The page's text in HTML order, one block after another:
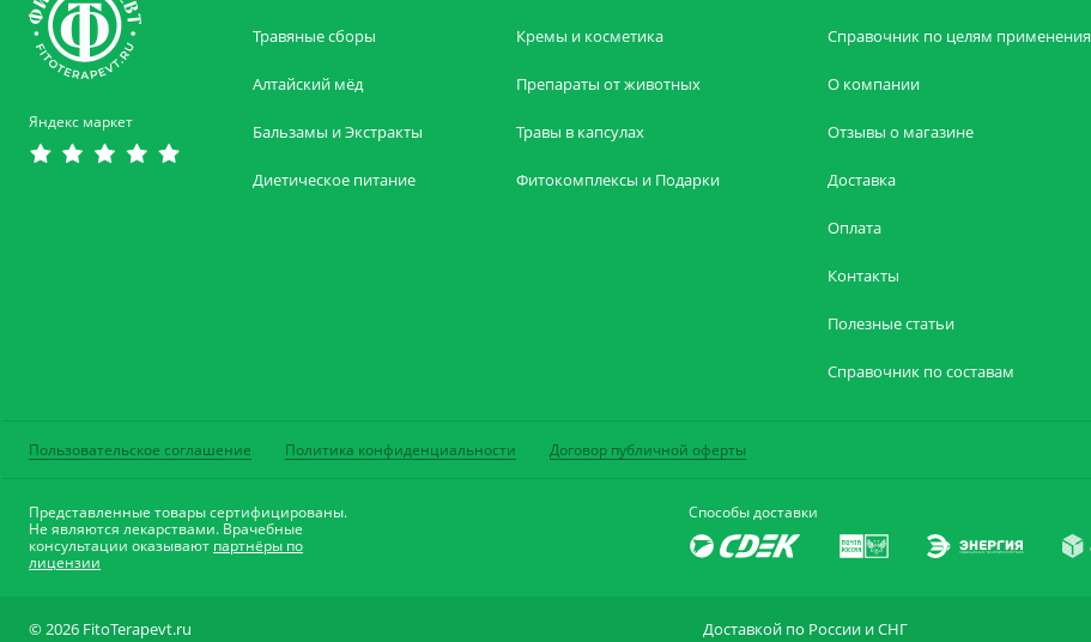
Яндекс маркет
Травяные сборы
Алтайский мёд
Бальзамы и Экстракты
Диетическое питание
Кремы и косметика
Препараты от животных
Травы в капсулах
Фитокомплексы и Подарки
Справочник по целям применения
О компании
Отзывы о магазине
Доставка
Оплата
Контакты
Полезные статьи
Справочник по составам
Пользовательское соглашение Политика конфиденциальности Договор публичной оферты
Представленные товары сертифицированы.
Не являются лекарствами. Врачебные
консультации оказывают партнёры по
лицензии
Способы доставки
© 2026 FitoTerapevt.ru Доставкой по России и СНГ